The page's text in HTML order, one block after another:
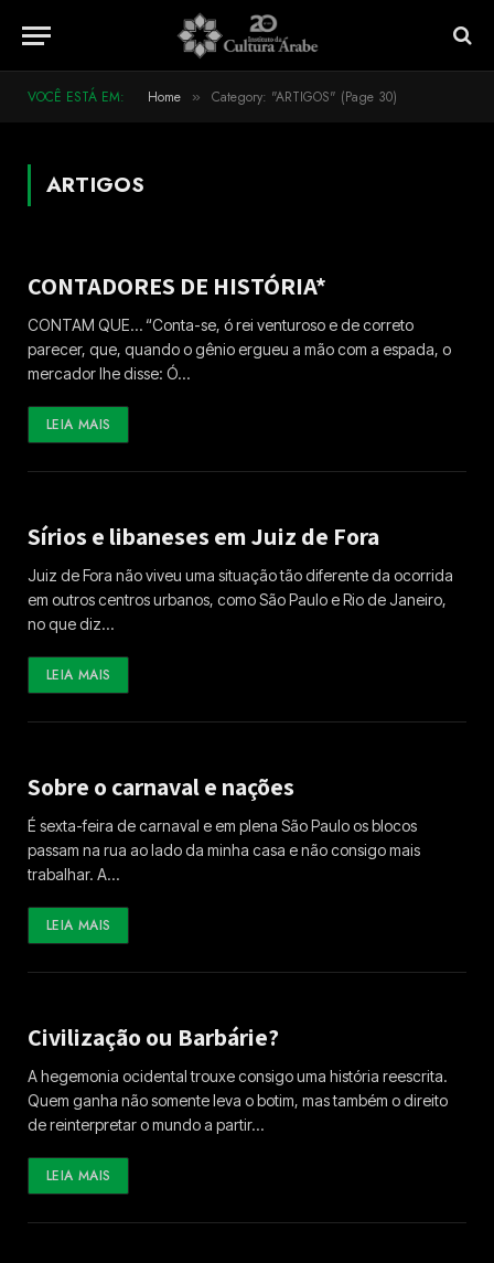
VOCÊ ESTÁ EM: Home » Category: "ARTIGOS" (Page 30)
ARTIGOS
CONTADORES DE HISTÓRIA*
CONTAM QUE… “Conta-se, ó rei venturoso e de correto
parecer, que, quando o gênio ergueu a mão com a espada, o
mercador lhe disse: Ó…
LEIA MAIS
Sírios e libaneses em Juiz de Fora
Juiz de Fora não viveu uma situação tão diferente da ocorrida
em outros centros urbanos, como São Paulo e Rio de Janeiro,
no que diz…
LEIA MAIS
Sobre o carnaval e nações
É sexta-feira de carnaval e em plena São Paulo os blocos
passam na rua ao lado da minha casa e não consigo mais
trabalhar. A…
LEIA MAIS
Civilização ou Barbárie?
A hegemonia ocidental trouxe consigo uma história reescrita.
Quem ganha não somente leva o botim, mas também o direito
de reinterpretar o mundo a partir…
LEIA MAIS